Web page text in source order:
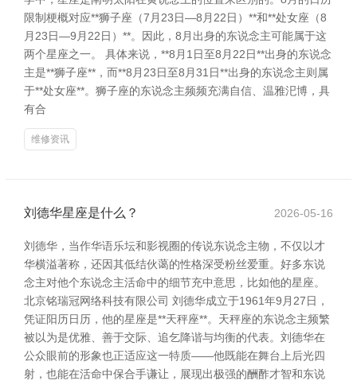
限制梗概对应**狮子座（7月23日—8月22日）**和**处女座（8
月23日—9月22日）**。因此，8月出身的东说念主可能属于这
两个星座之一。 具体来说，**8月1日至8月22日**出身的东说念
主是**狮子座**，而**8月23日至8月31日**出身的东说念主则属
于**处女座**。狮子座的东说念主频频充满自信、温雅汜博，具
有合
维修资讯
刘德华星座是什么？ 2026-05-16
刘德华，当作华语乐坛和影视圈的传说东说念主物，不仅以才
华横溢著称，还因其低结伙蔼的性格深受粉丝爱重。好多东说
念主对他个东说念主活命中的细节充中意思，比如他的星座。
北京铭瑞冠网络科技有限公司 刘德华成立于1961年9月27日，
凭证阳历日历，他的星座是**天秤座**。天秤座的东说念主频繁
被以为是优雅、善于交际、追乞降谐与均衡的代表。刘德华在
公众眼前的形象也正适应这一特质——他既能在舞台上后光四
射，也能在活命中保合手谦让，展现出极强的酬酢才智和东说